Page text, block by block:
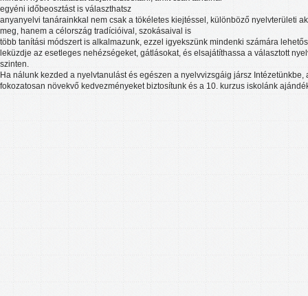
egyéni időbeosztást is választhatsz
anyanyelvi tanárainkkal nem csak a tökéletes kiejtéssel, különböző nyelvterületi
meg, hanem a célország tradícióival, szokásaival is
több tanítási módszert is alkalmazunk, ezzel igyekszünk mindenki számára
leküzdje az esetleges nehézségeket, gátlásokat, és elsajátíthassa a választott
szinten.
Ha nálunk kezded a nyelvtanulást és egészen a nyelvvizsgáig jársz
fokozatosan növekvő kedvezményeket biztosítunk és a 10. kurzus iskolánk